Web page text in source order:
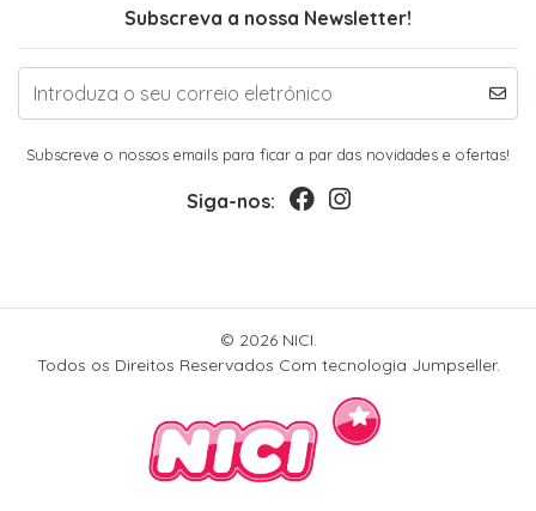
Subscreva a nossa Newsletter!
Subscreve o nossos emails para ficar a par das novidades e ofertas!
Siga-nos:
© 2026 NICI.
Todos os Direitos Reservados Com tecnologia Jumpseller.